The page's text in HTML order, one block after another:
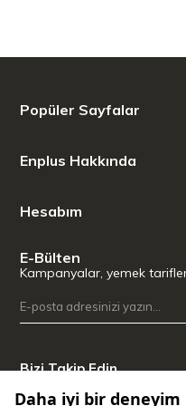
Popüler Sayfalar
Enplus Hakkında
Hesabım
E-Bülten
Kampanyalar, yemek
Bizi Takip Edin